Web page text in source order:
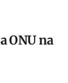
ONU na